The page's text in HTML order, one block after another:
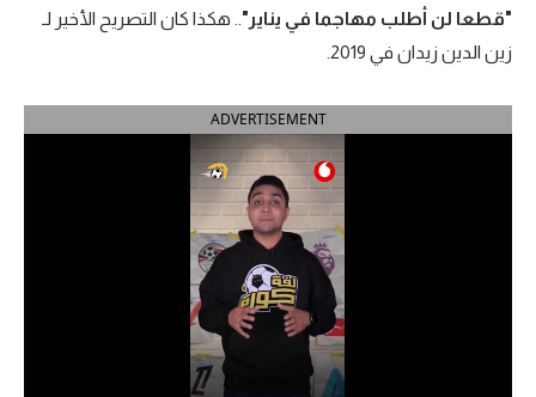
الدوري الإنجليزي الممتاز
الدوري الإسباني
الدوري السعودي للمحترفين
"قطعا لن أطلب مهاجما في يناير" .. هكذا كان التصريح الأخير لـ
زين الدين زيدان في 2019.
ADVERTISEMENT